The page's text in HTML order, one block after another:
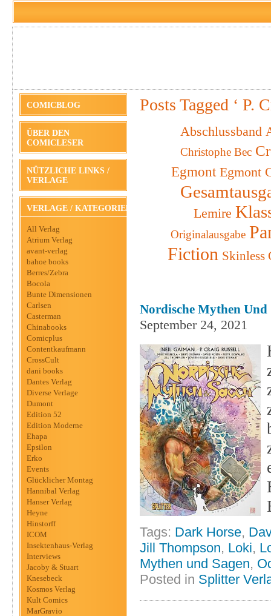
COMICBLOG
ÜBER DEN
COMICLESER
NÜTZLICHE LINKS /
VERLAGE
VERLAGE / KATEGORIEN
All Verlag
Atrium Verlag
avant-verlag
bahoe books
Berres/Zebra
Bocola
Bunte Dimensionen
Carlsen
Casterman
Chinabooks
Comicplus
Contentkaufmann
CrossCult
dani books
Dantes Verlag
Diverse Verlage
Dumont
Edition 52
Edition Moderne
Ehapa
Epsilon
Erko
Events
Glücklicher Montag
Hannibal Verlag
Hanser Verlag
Heyne
Hinstorff
ICOM
Insektenhaus-Verlag
Interviews
Jacoby & Stuart
Knesebeck
Kosmos Verlag
Kult Comics
MarGravio
Posts Tagged ‘ P.
Abschlussband
Christophe Bec
Egmont Egmont
Lemire
Originalausgabe
Fiction Skinless
Nordische Mythen
September 24, 2021
Tags: Dark Horse,
Jill Thompson, Loki,
Mythen und Sagen,
Posted in Splitter